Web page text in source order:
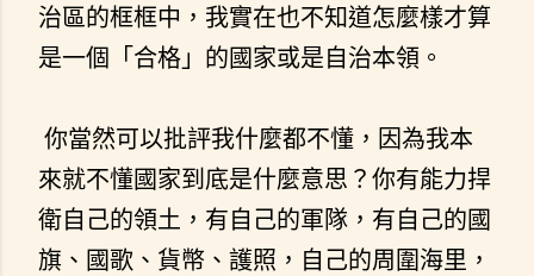
治區的框框中，我實在也不知道怎麼樣才算
是一個「合格」的國家或是自治本領。
你當然可以批評我什麼都不懂，因為我本
來就不懂國家到底是什麼意思？你有能力捍
衛自己的領土，有自己的軍隊，有自己的國
旗、國歌、貨幣、護照，自己的周圍海里，